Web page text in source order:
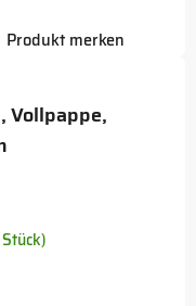
Vollpappe,
Produkt merken